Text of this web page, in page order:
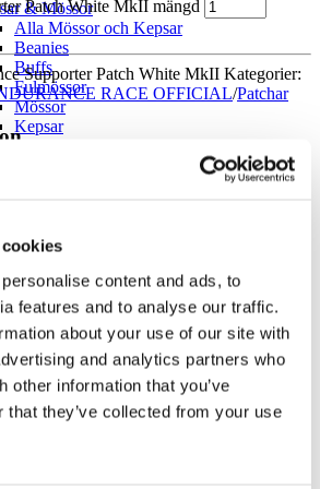
content and ads, to
features and to analyse our traffic.
about your use of our site with
and analytics partners who
other information that you’ve
that they’ve collected from your use
& Mössor
Alla Mössor och Kepsar
Beanies
Buffs
Fulmössor
Mössor
Kepsar
Patch White MkII mängd
Supporter Patch White MkII Kategorier:
RACE OFFICIAL/Patchar
du tävlingen på gator och torg. Tävlingen
synliggöra en liten del av aspiranternas
Ett sätt att inspirera unga
samtidigt som vi, på vårt sätt bidrar
ett starkare samhälle. Diameter: 6 cm.
än föregångarenför att passa på mera
med den taggiga sidan (hooks), med patchen
(loops) i samma format som patchen.